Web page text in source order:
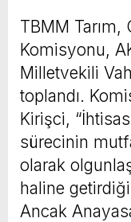
TBMM
Komisyonu,
Milletvekili
toplandı.
Kirişci,
sürecinin
olarak
haline
Ancak